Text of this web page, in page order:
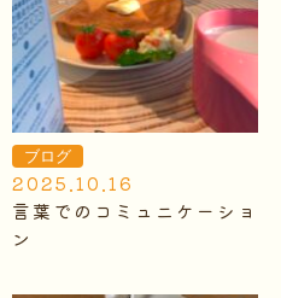
ブログ
2025.10.16
言葉でのコミュニケーショ
ン